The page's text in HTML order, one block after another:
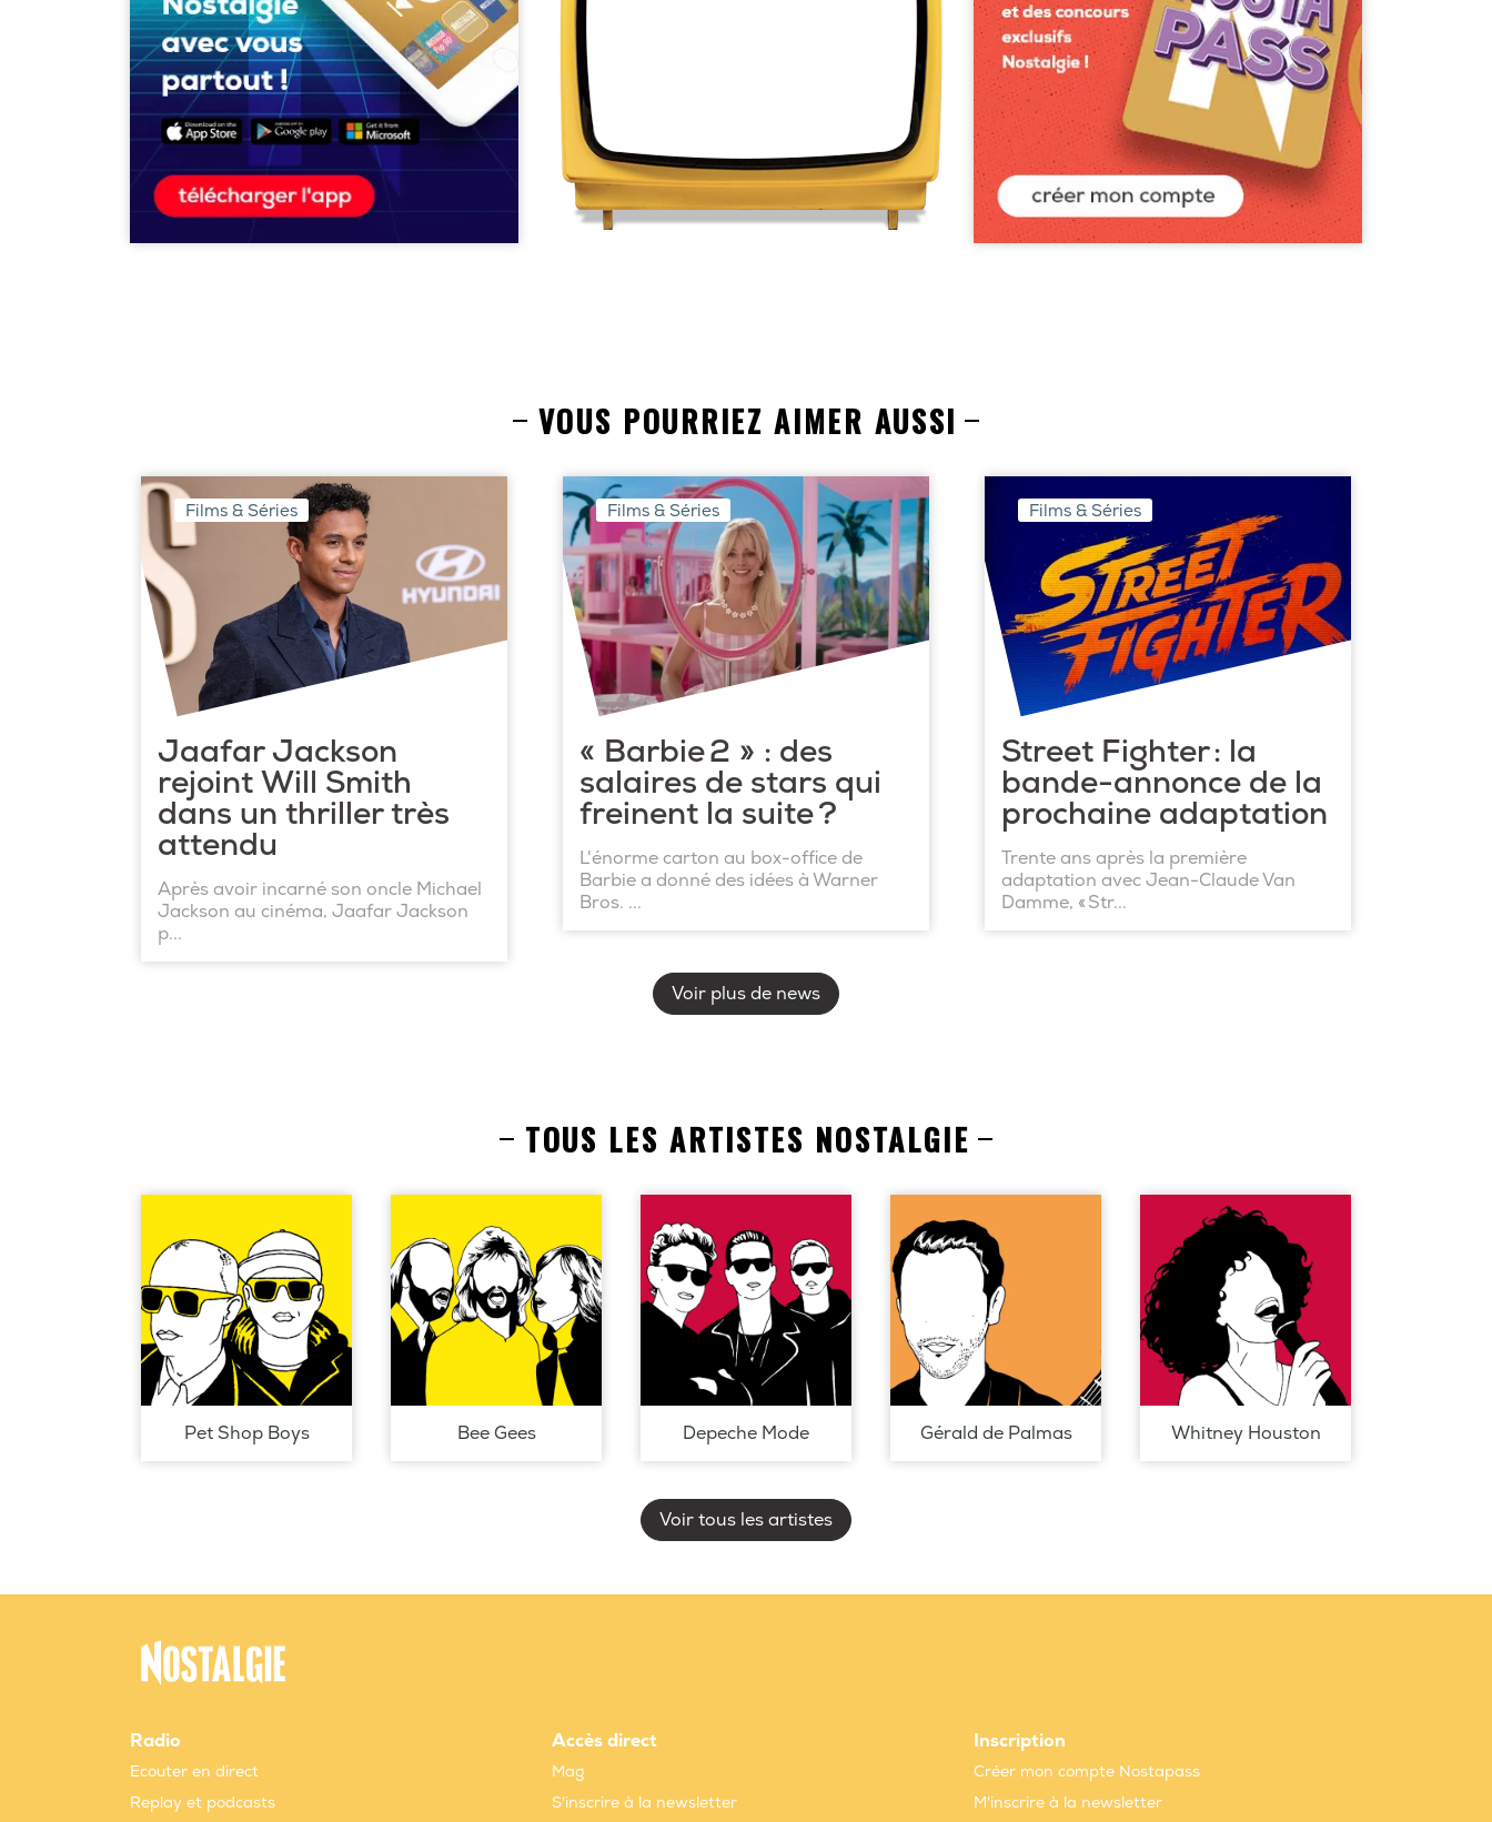
VOUS POURRIEZ AIMER AUSSI
Films & Séries
Jaafar Jackson
rejoint Will Smith
dans un thriller très
attendu
Après avoir incarné son oncle Michael
Jackson au cinéma, Jaafar Jackson
p...
Films & Séries
« Barbie 2 » : des
salaires de stars qui
freinent la suite ?
L'énorme carton au box-office de
Barbie a donné des idées à Warner
Bros. ...
Films & Séries
Street Fighter : la
bande-annonce de la
prochaine adaptation
Trente ans après la première
adaptation avec Jean-Claude Van
Damme, « Str...
Voir plus de news
TOUS LES ARTISTES NOSTALGIE
Pet Shop Boys Bee Gees Depeche Mode Gérald de Palmas Whitney Houston
Voir tous les artistes
Radio
Ecouter en direct
Replay et podcasts
Accès direct
Mag
S'inscrire à la newsletter
Inscription
Créer mon compte Nostapass
M'inscrire à la newsletter